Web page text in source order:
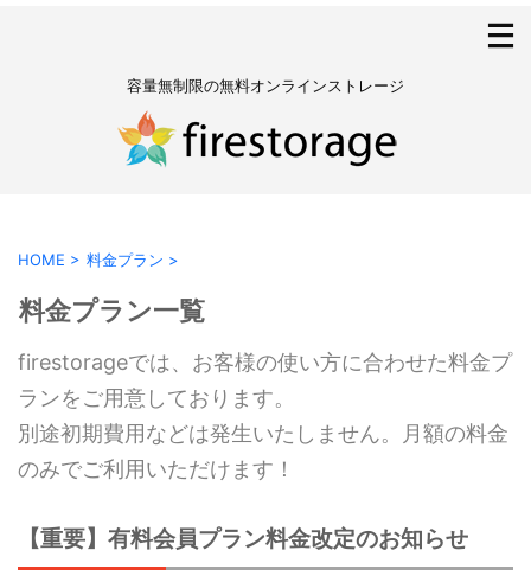
容量無制限の無料オンラインストレージ
HOME > 料金プラン >
料金プラン一覧
firestorageでは、お客様の使い方に合わせた料金プ
ランをご用意しております。
別途初期費用などは発生いたしません。月額の料金
のみでご利用いただけます！
【重要】有料会員プラン料金改定のお知らせ